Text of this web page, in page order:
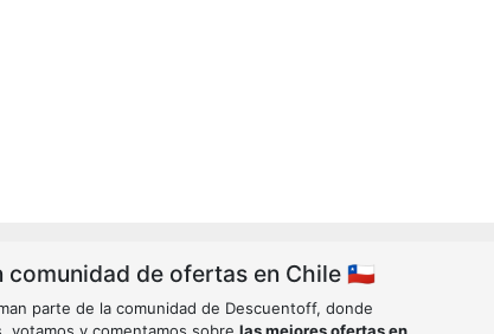
comunidad de ofertas en Chile 🇨🇱
parte de la comunidad de Descuentoff, donde